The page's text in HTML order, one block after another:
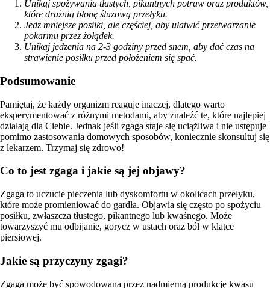
Unikaj spożywania tłustych, pikantnych potraw oraz produktów,
które drażnią błonę śluzową przełyku.
Jedz mniejsze posiłki, ale częściej, aby ułatwić przetwarzanie
pokarmu przez żołądek.
Unikaj jedzenia na 2-3 godziny przed snem, aby dać czas na
strawienie posiłku przed położeniem się spać.
Podsumowanie
Pamiętaj, że każdy organizm reaguje inaczej, dlatego warto
eksperymentować z różnymi metodami, aby znaleźć te, które najlepiej
działają dla Ciebie. Jednak jeśli zgaga staje się uciążliwa i nie ustępuje
pomimo zastosowania domowych sposobów, koniecznie skonsultuj się
z lekarzem. Trzymaj się zdrowo!
Co to jest zgaga i jakie są jej objawy?
Zgaga to uczucie pieczenia lub dyskomfortu w okolicach przełyku,
które może promieniować do gardła. Objawia się często po spożyciu
posiłku, zwłaszcza tłustego, pikantnego lub kwaśnego. Może
towarzyszyć mu odbijanie, gorycz w ustach oraz ból w klatce
piersiowej.
Jakie są przyczyny zgagi?
Zgaga może być spowodowana przez nadmierną produkcję kwasu